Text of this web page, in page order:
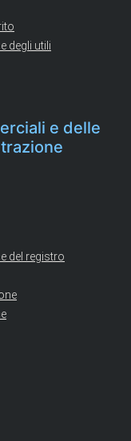
degli utili
e delle
del registro